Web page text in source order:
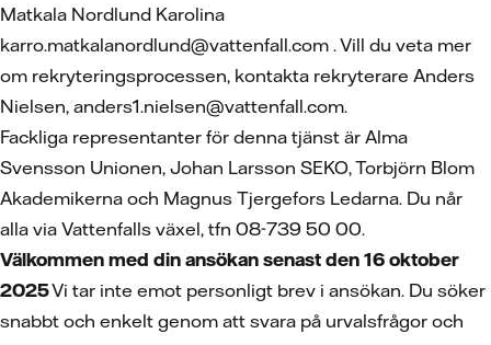
Matkala Nordlund Karolina
karro.matkalanordlund@vattenfall.com . Vill du veta mer
om rekryteringsprocessen, kontakta rekryterare Anders
Nielsen, anders1.nielsen@vattenfall.com.
Fackliga representanter för denna tjänst är Alma
Svensson Unionen, Johan Larsson SEKO, Torbjörn Blom
Akademikerna och Magnus Tjergefors Ledarna. Du når
alla via Vattenfalls växel, tfn 08-739 50 00.
Välkommen med din ansökan senast den 16 oktober
2025Vi tar inte emot personligt brev i ansökan. Du söker
snabbt och enkelt genom att svara på urvalsfrågor och